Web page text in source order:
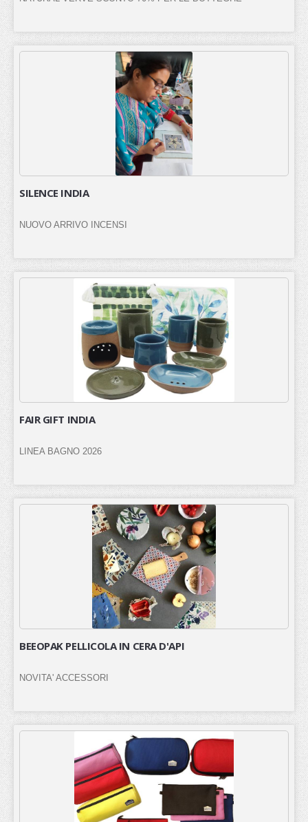
SILENCE INDIA
NUOVO ARRIVO INCENSI
FAIR GIFT INDIA
LINEA BAGNO 2026
BEEOPAK PELLICOLA IN CERA D'API
NOVITA' ACCESSORI